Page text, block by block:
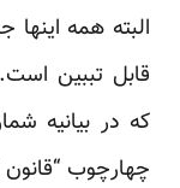
البته همه اینها
قابل تببین
که در بیانیه
چهارچوب